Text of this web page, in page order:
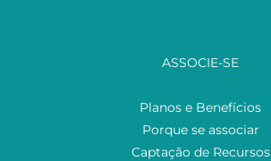
ASSOCIE-SE
Planos e Benefícios
Porque se associar
Captação de Recursos